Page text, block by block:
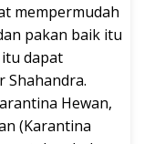
mempermudah
pakan baik itu
dapat
Shahandra.
Hewan,
(Karantina